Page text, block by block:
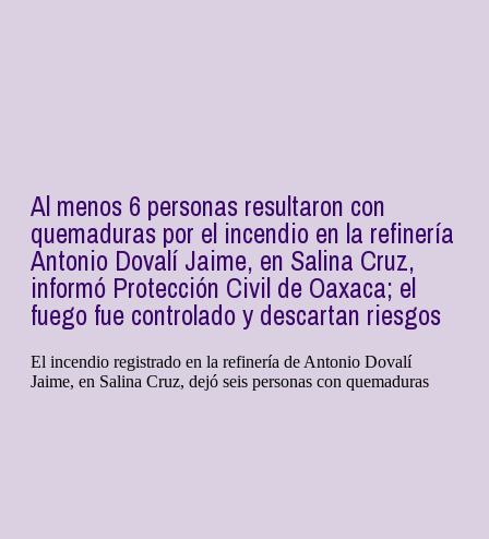
Al menos 6 personas resultaron con
quemaduras por el incendio en la refinería
Antonio Dovalí Jaime, en Salina Cruz,
informó Protección Civil de Oaxaca; el
fuego fue controlado y descartan riesgos
El incendio registrado en la refinería de Antonio Dovalí
Jaime, en Salina Cruz, dejó seis personas con quemaduras